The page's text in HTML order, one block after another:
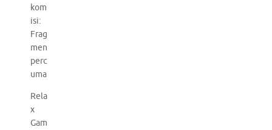
kom
isi:
Frag
men
perc
uma
Rela
x
Gam